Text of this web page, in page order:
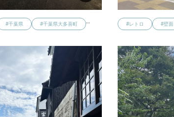
#千葉県 #千葉県大多喜町 #レトロ #壁面